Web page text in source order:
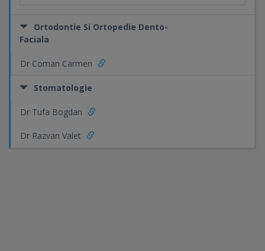
Ortodontie Si Ortopedie Dento-
Faciala
Dr Coman Carmen
Stomatologie
Dr Tufa Bogdan
Dr Razvan Valet